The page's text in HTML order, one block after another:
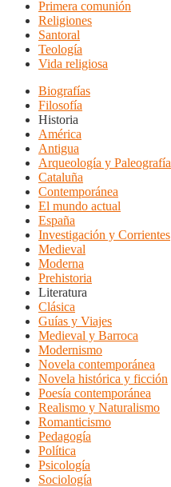
Primera comunión
Religiones
Santoral
Teología
Vida religiosa
Biografías
Filosofía
Historia
América
Antigua
Arqueología y Paleografía
Cataluña
Contemporánea
El mundo actual
España
Investigación y Corrientes
Medieval
Moderna
Prehistoria
Literatura
Clásica
Guías y Viajes
Medieval y Barroca
Modernismo
Novela contemporánea
Novela histórica y ficción
Poesía contemporánea
Realismo y Naturalismo
Romanticismo
Pedagogía
Política
Psicología
Sociología